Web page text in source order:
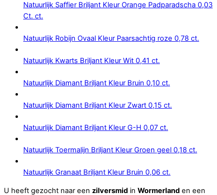
Natuurlijk Saffier Briljant Kleur Orange Padparadscha 0,03
Ct. ct.
Natuurlijk Robijn Ovaal Kleur Paarsachtig roze 0,78 ct.
Natuurlijk Kwarts Briljant Kleur Wit 0,41 ct.
Natuurlijk Diamant Briljant Kleur Bruin 0,10 ct.
Natuurlijk Diamant Briljant Kleur Zwart 0,15 ct.
Natuurlijk Diamant Briljant Kleur G-H 0,07 ct.
Natuurlijk Toermalijn Briljant Kleur Groen geel 0,18 ct.
Natuurlijk Granaat Briljant Kleur Bruin 0,06 ct.
U heeft gezocht naar een zilversmid in Wormerland en een